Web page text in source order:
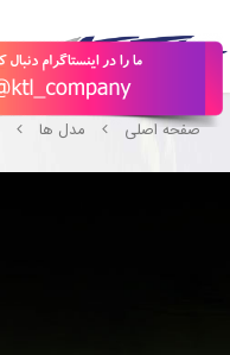
صفحه اصلی مدل ها